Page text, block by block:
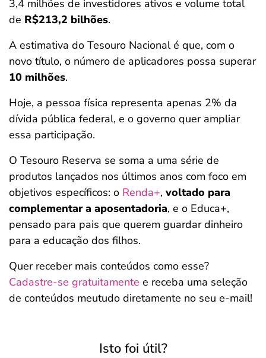
3,4 milhões de investidores ativos e volume total
de R$213,2 bilhões.
A estimativa do Tesouro Nacional é que, com o
novo título, o número de aplicadores possa superar
10 milhões.
Hoje, a pessoa física representa apenas 2% da
dívida pública federal, e o governo quer ampliar
essa participação.
O Tesouro Reserva se soma a uma série de
produtos lançados nos últimos anos com foco em
objetivos específicos: o Renda+, voltado para
complementar a aposentadoria, e o Educa+,
pensado para pais que querem guardar dinheiro
para a educação dos filhos.
Quer receber mais conteúdos como esse?
Cadastre-se gratuitamente e receba uma seleção
de conteúdos meutudo diretamente no seu e-mail!
Isto foi útil?